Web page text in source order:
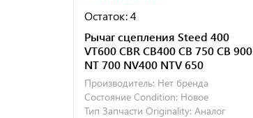
Остаток: 4
Рычаг сцепления Steed 400
VT600 CBR CB400 CB 750 CB 900
NT 700 NV400 NTV 650
Производитель: Нет бренда
Состояние Condition: Новое
Тип Запчасти Originality: Аналог